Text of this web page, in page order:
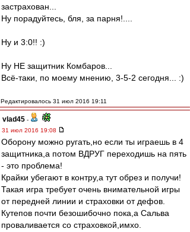
застрахован...
Ну порадуйтесь, бля, за парня!....
Ну и 3:0!! :)
Ну НЕ защитник Комбаров...
Всё-таки, по моему мнению, 3-5-2 сегодня... :)
Редактировалось 31 июл 2016 19:11
vlad45 -
31 июл 2016 19:08
Оборону можно ругать,но если ты играешь в 4
защитника,а потом ВДРУГ переходишь на пять
- это проблема!
Крайки убегают в контру,а тут обрез и получи!
Такая игра требует очень внимательной игры
от передней линии и страховки от дефов.
Кутепов почти безошибочно пока,а Сальва
проваливается со страховкой,имхо.